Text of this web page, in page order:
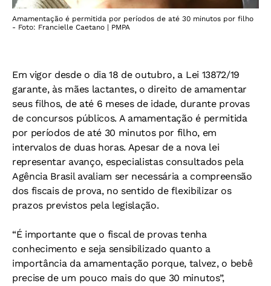
Amamentação é permitida por períodos de até 30 minutos por filho
- Foto: Francielle Caetano | PMPA
Em vigor desde o dia 18 de outubro, a Lei 13872/19
garante, às mães lactantes, o direito de amamentar
seus filhos, de até 6 meses de idade, durante provas
de concursos públicos. A amamentação é permitida
por períodos de até 30 minutos por filho, em
intervalos de duas horas. Apesar de a nova lei
representar avanço, especialistas consultados pela
Agência Brasil avaliam ser necessária a compreensão
dos fiscais de prova, no sentido de flexibilizar os
prazos previstos pela legislação.
“É importante que o fiscal de provas tenha
conhecimento e seja sensibilizado quanto a
importância da amamentação porque, talvez, o bebê
precise de um pouco mais do que 30 minutos”,